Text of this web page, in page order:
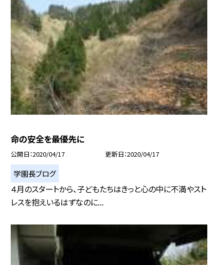
命の安全を最優先に
公開日 2020/04/17 更新日 2020/04/17
学園長ブログ
４月のスタートから、子どもたちはきっと心の中に不満やスト
レスを抱えいるはずなのに...